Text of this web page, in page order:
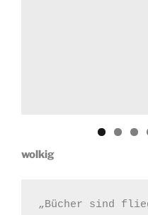
wolkig
„Bücher sind